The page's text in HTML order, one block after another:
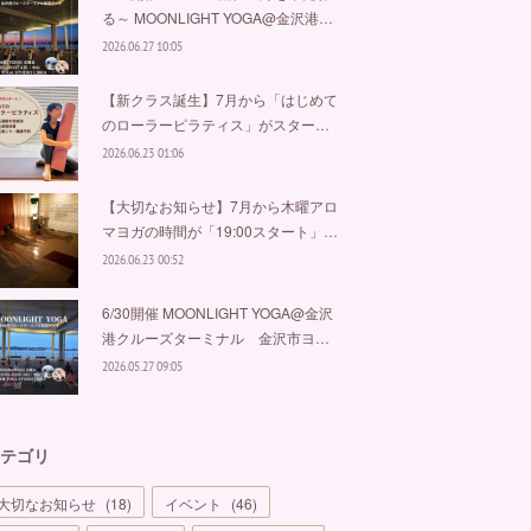
る～ MOONLIGHT YOGA@金沢港…
2026.06.27 10:05
【新クラス誕生】7月から「はじめて
のローラーピラティス」がスター…
2026.06.23 01:06
【大切なお知らせ】7月から木曜アロ
マヨガの時間が「19:00スタート」…
2026.06.23 00:52
6/30開催 MOONLIGHT YOGA@金沢
港クルーズターミナル 金沢市ヨ…
2026.05.27 09:05
ゴリ
切なお知らせ (18) イベント (46)